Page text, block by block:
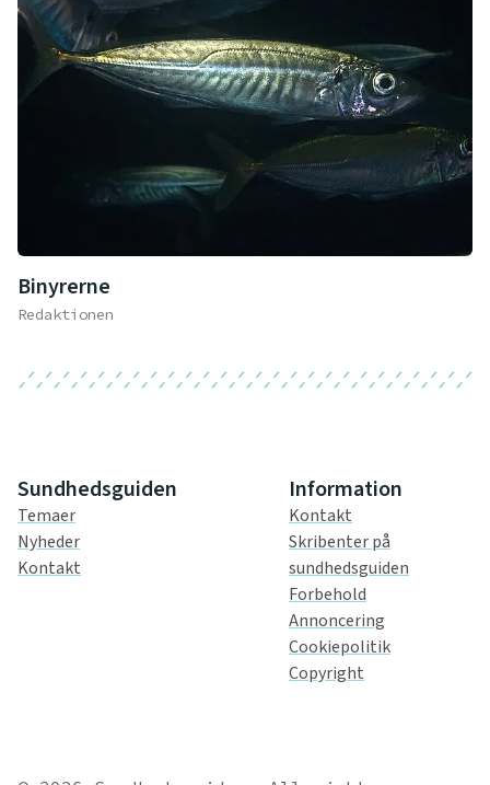
Binyrerne
Redaktionen
Sundhedsguiden
Temaer
Nyheder
Kontakt
Information
Kontakt
Skribenter på
sundhedsguiden
Forbehold
Annoncering
Cookiepolitik
Copyright